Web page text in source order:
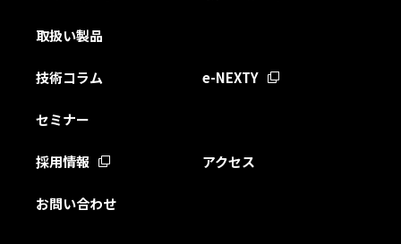
取扱い製品
技術コラム e-NEXTY
セミナー
採用情報 アクセス
お問い合わせ